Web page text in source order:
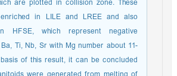
are plotted in collision zone. These
in LILE and LREE and also
HFSE, which represent negative
Ba, Ti, Nb, Sr with Mg number about 11-
of this result, it can be concluded